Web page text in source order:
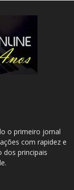
o primeiro jornal
com rapidez e
dos principais